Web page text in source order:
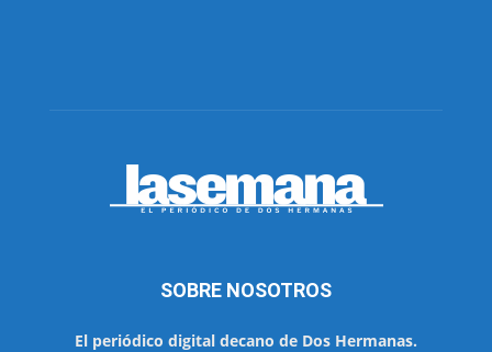
SOBRE NOSOTROS
El periódico digital decano de Dos Hermanas.